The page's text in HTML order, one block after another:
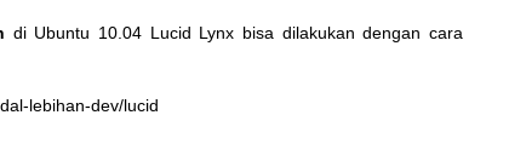
di Ubuntu 10.04 Lucid Lynx bisa dilakukan dengan cara
lebihan-dev/lucid